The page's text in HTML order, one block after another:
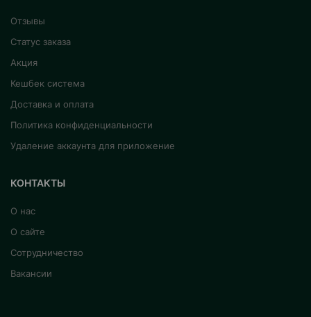
Отзывы
Статус заказа
Акция
Кешбек система
Доставка и оплата
Политика конфиденциальности
Удаление аккаунта для приложение
КОНТАКТЫ
О нас
О сайте
Сотрудничество
Вакансии